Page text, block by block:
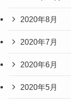
2020年8月
2020年7月
2020年6月
2020年5月